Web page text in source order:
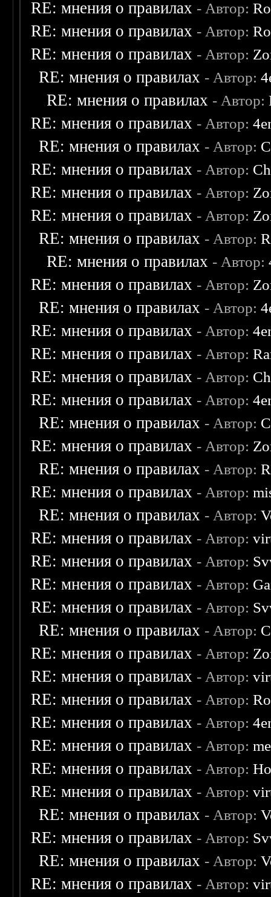
RE: мнения о правилах - Автор:
RE: мнения о правилах - Автор:
RE: мнения о правилах - Автор:
RE: мнения о правилах - Автор:
RE: мнения о правилах - Автор:
RE: мнения о правилах - Автор:
RE: мнения о правилах - Автор:
RE: мнения о правилах - Автор:
RE: мнения о правилах - Автор:
RE: мнения о правилах - Автор:
RE: мнения о правилах - Автор:
RE: мнения о правилах - Автор:
RE: мнения о правилах - Автор:
RE: мнения о правилах - Автор:
RE: мнения о правилах - Автор:
RE: мнения о правилах - Автор:
RE: мнения о правилах - Автор:
RE: мнения о правилах - Автор:
RE: мнения о правилах - Автор:
RE: мнения о правилах - Автор:
RE: мнения о правилах - Автор:
RE: мнения о правилах - Автор:
RE: мнения о правилах - Автор:
RE: мнения о правилах - Автор:
RE: мнения о правилах - Автор:
RE: мнения о правилах - Автор:
RE: мнения о правилах - Автор:
RE: мнения о правилах - Автор:
RE: мнения о правилах - Автор:
RE: мнения о правилах - Автор:
RE: мнения о правилах - Автор:
RE: мнения о правилах - Автор:
RE: мнения о правилах - Автор:
RE: мнения о правилах - Автор:
RE: мнения о правилах - Автор:
RE: мнения о правилах - Автор:
RE: мнения о правилах - Автор:
RE: мнения о правилах - Автор:
RE: мнения о правилах - Автор: